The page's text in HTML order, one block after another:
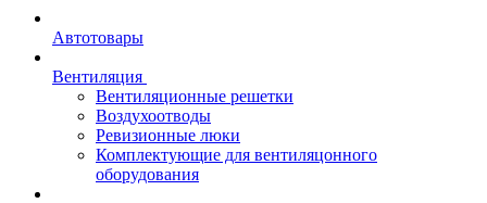
Автотовары
Вентиляция
Вентиляционные решетки
Воздухоотводы
Ревизионные люки
Комплектующие для вентиляцонного
оборудования